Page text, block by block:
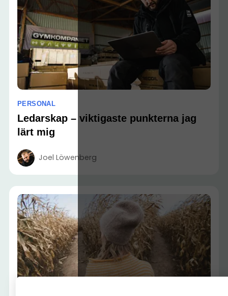
PERSONAL
Ledarskap – viktigaste punkterna jag
lärt mig
Joel Löwenberg